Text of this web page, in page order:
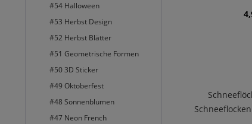
#54 Halloween
#53 Herbst Design
#52 Herbst Blätter
#51 Geometrische Formen
#50 3D Sticker
#49 Oktoberfest
#48 Sonnenblumen
#47 Neon French